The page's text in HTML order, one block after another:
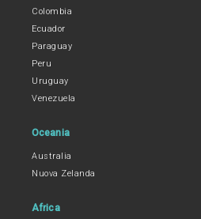
Colombia
Ecuador
Paraguay
Peru
Uruguay
Venezuela
Oceania
Australia
Nuova Zelanda
Africa